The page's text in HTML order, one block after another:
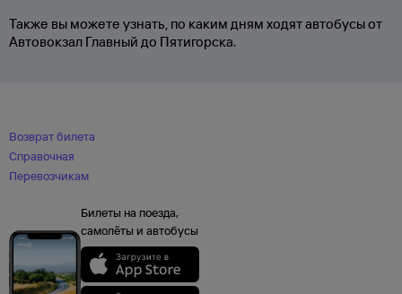
Также вы можете узнать, по каким дням ходят автобусы от
Автовокзал Главный до Пятигорска.
Возврат билета
Справочная
Перевозчикам
Билеты на поезда,
самолёты и автобусы